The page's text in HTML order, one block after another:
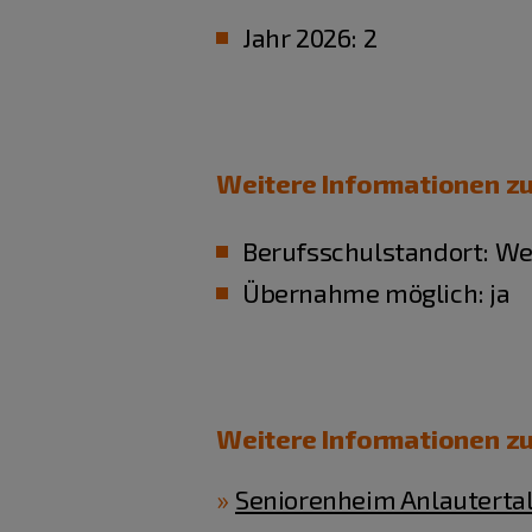
Jahr 2026: 2
Weitere Informationen
Berufsschulstandort:
Übernahme möglich: ja
Weitere Informationen
Seniorenheim